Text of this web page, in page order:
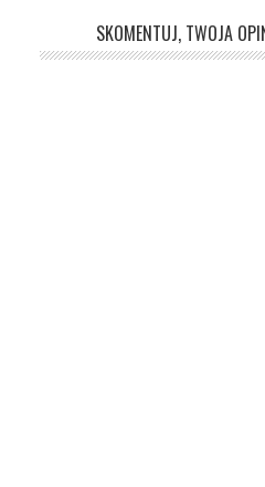
SKOMENTUJ, TWOJA